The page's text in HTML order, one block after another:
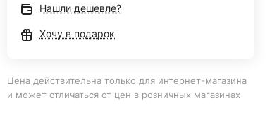
Нашли дешевле?
Хочу в подарок
Цена действительна только для интернет-магазина
и может отличаться от цен в розничных магазинах